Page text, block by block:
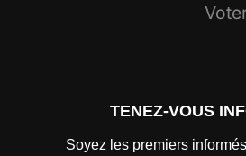
TENEZ-VOUS
Soyez les premiers